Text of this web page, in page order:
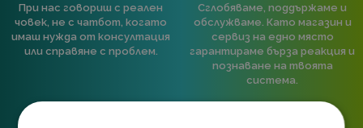
При нас говориш с реален
човек, не с чатбот, когато
имаш нужда от консултация
или справяне с проблем.
Сглобяваме, поддържаме и
обслужваме. Като магазин и
сервиз на едно място
гарантираме бърза реакция и
познаване на твоята
система.